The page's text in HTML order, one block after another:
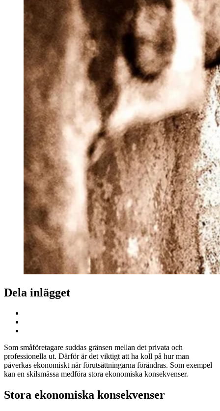
Dela inlägget
Som småföretagare suddas gränsen mellan det privata och
professionella ut. Därför är det viktigt att ha koll på hur man
påverkas ekonomiskt när förutsättningarna förändras. Som exempel
kan en skilsmässa medföra stora ekonomiska konsekvenser.
Stora ekonomiska konsekvenser